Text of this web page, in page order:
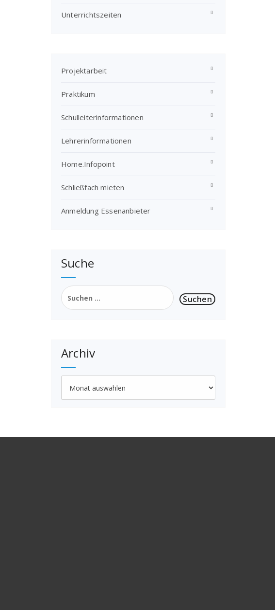
Unterrichtszeiten
Projektarbeit
Praktikum
Schulleiterinformationen
Lehrerinformationen
Home.Infopoint
Schließfach mieten
Anmeldung Essenanbieter
Suche
Suchen
nach:
Archiv